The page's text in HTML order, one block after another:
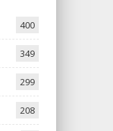
400
349
299
208